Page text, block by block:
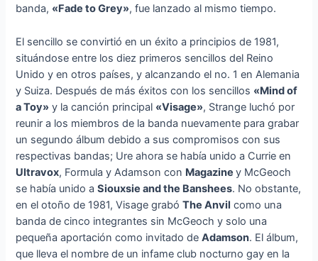
banda, «Fade to Grey», fue lanzado al mismo tiempo.
El sencillo se convirtió en un éxito a principios de 1981,
situándose entre los diez primeros sencillos del Reino
Unido y en otros países, y alcanzando el no. 1 en Alemania
y Suiza. Después de más éxitos con los sencillos «Mind of
a Toy» y la canción principal «Visage», Strange luchó por
reunir a los miembros de la banda nuevamente para grabar
un segundo álbum debido a sus compromisos con sus
respectivas bandas; Ure ahora se había unido a Currie en
Ultravox, Formula y Adamson con Magaziney McGeoch
se había unido aSiouxsie and the Banshees. No obstante,
en el otoño de 1981, Visage grabóThe Anvil como una
banda de cinco integrantes sin McGeoch y solo una
pequeña aportación como invitado deAdamson. El álbum,
que lleva el nombre de un infame club nocturno gay en la